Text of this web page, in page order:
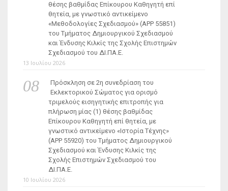
θέσης βαθμίδας Επίκουρου Καθηγητή επί
θητεία, με γνωστικό αντικείμενο
«Μεθοδολογίες Σχεδιασμού» (ΑΡΡ 55851)
του Τμήματος Δημιουργικού Σχεδιασμού
και Ένδυσης Κιλκίς της Σχολής Επιστημών
Σχεδιασμού του ΔΙ.ΠΑ.Ε.
13 Ιουλίου 2026
Πρόσκληση σε 2η συνεδρίαση του
Εκλεκτορικού Σώματος για ορισμό
τριμελούς εισηγητικής επιτροπής για
πλήρωση μίας (1) θέσης βαθμίδας
Επίκουρου Καθηγητή επί θητεία, με
γνωστικό αντικείμενο «Ιστορία Τέχνης»
(ΑΡΡ 55920) του Τμήματος Δημιουργικού
Σχεδιασμού και Ένδυσης Κιλκίς της
Σχολής Επιστημών Σχεδιασμού του
ΔΙ.ΠΑ.Ε.
10 Ιουλίου 2026